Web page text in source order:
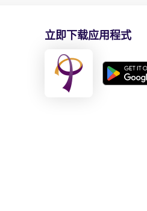
立即下载应用程式